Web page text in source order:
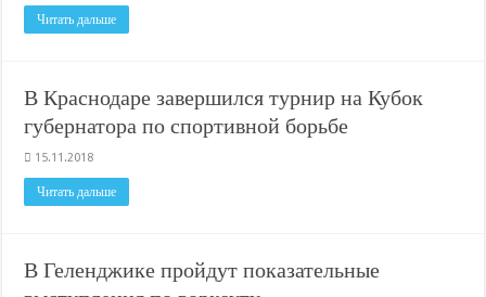
Читать дальше
В Краснодаре завершился турнир на Кубок
губернатора по спортивной борьбе
15.11.2018
Читать дальше
В Геленджике пройдут показательные